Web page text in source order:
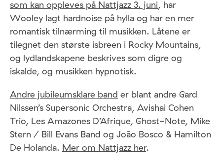
som kan oppleves på Nattjazz 3. juni, har
Wooley lagt hardnoise på hylla og har en mer
romantisk tilnærming til musikken. Låtene er
tilegnet den største isbreen i Rocky Mountains,
og lydlandskapene beskrives som digre og
iskalde, og musikken hypnotisk.
Andre jubileumsklare band er blant andre Gard
Nilssen’s Supersonic Orchestra, Avishai Cohen
Trio, Les Amazones D’Afrique, Ghost-Note, Mike
Stern / Bill Evans Band og João Bosco & Hamilton
De Holanda. Mer om Nattjazz her.